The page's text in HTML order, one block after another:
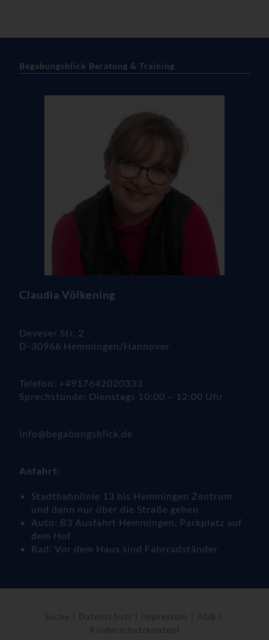
Begabungsblick Beratung & Training
Claudia Völkening
Deveser Str. 2
D-30966 Hemmingen/Hannover
Telefon: +4917642020333
Sprechstunde: Dienstags 10:00 – 12:00 Uhr
info@begabungsblick.de
Anfahrt:
Stadtbahnlinie 13 bis Hemmingen Zentrum
und dann nur über die Straße gehen
Auto: B3 Ausfahrt Hemmingen, Parkplatz auf
dem Hof
Rad: Vor dem Haus sind Fahrradständer
Suche Datenschutz Impressum
AGB
Kinderschutzkonzept